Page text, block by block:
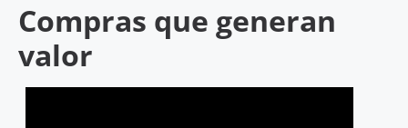
Compras que generan
valor